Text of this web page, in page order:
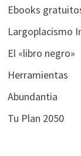
Ebooks
Largoplacismo
El «libro negro»
Herramientas
Abundantia
Tu Plan 2050
base a cómo
se usa la web.
Experiencia
Para que
funcione lo
mejor posible